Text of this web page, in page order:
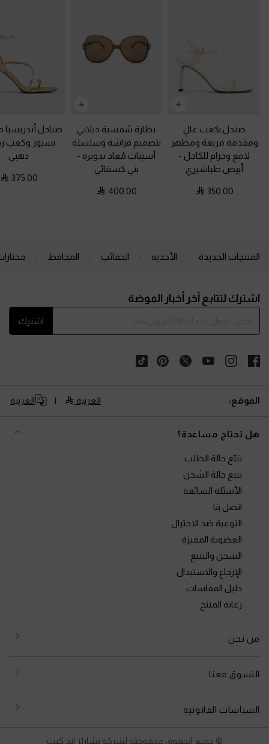
صندل بكعب عالٍ
ومقدمة مربعة ومظهر
لامع وحزام للكاحل -
أبيض طباشيري
350.00
نظارة شمسية ديلاني
بتصميم فراشة وسلسلة
أسيتات مُعاد تدويره -
بني كستنائي
400.00
صنادل أندريسيا
بسيور وكعب
ذهبي
375.00
المنتجات الجديدة الأحذية الحقائب المحافظ
اشترك لتتابع آخر أخبار الموضة
اشترك
الموقع: العربية العربية
هل تحتاج مساعدة؟
تتبّع حالة الطلب
تتبع حالة الشحن
الأسئلة الشائعة
اتصل بنا
التوعية ضد الاحتيال
العضوية المميزة
الشحن والتتبع
الإرجاع والاستبدال
دليل المقاسات
رعاية المنتج
من نحن
التسوق معنا
السياسات القانونية
© جميع الحقوق محفوظة لشركة تشارلز اند كيث